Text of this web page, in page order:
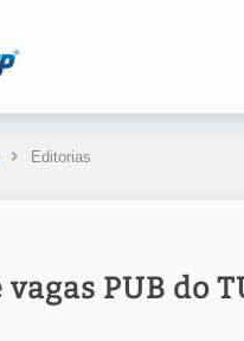
Editorias
PUB do